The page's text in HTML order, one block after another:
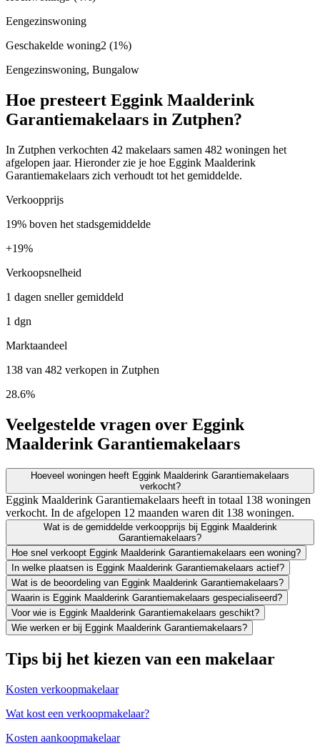
Eengezinswoning
Geschakelde woning2 (1%)
Eengezinswoning, Bungalow
Hoe presteert Eggink Maalderink
Garantiemakelaars in Zutphen?
In Zutphen verkochten 42 makelaars samen 482 woningen het
afgelopen jaar. Hieronder zie je hoe Eggink Maalderink
Garantiemakelaars zich verhoudt tot het gemiddelde.
Verkoopprijs
19% boven het stadsgemiddelde
+19%
Verkoopsnelheid
1 dagen sneller gemiddeld
1 dgn
Marktaandeel
138 van 482 verkopen in Zutphen
28.6%
Veelgestelde vragen over Eggink
Maalderink Garantiemakelaars
Hoeveel woningen heeft Eggink Maalderink Garantiemakelaars
verkocht?
Eggink Maalderink Garantiemakelaars heeft in totaal 138 woningen
verkocht. In de afgelopen 12 maanden waren dit 138 woningen.
Wat is de gemiddelde verkoopprijs bij Eggink Maalderink
Garantiemakelaars?
Hoe snel verkoopt Eggink Maalderink Garantiemakelaars een woning?
In welke plaatsen is Eggink Maalderink Garantiemakelaars actief?
Wat is de beoordeling van Eggink Maalderink Garantiemakelaars?
Waarin is Eggink Maalderink Garantiemakelaars gespecialiseerd?
Voor wie is Eggink Maalderink Garantiemakelaars geschikt?
Wie werken er bij Eggink Maalderink Garantiemakelaars?
Tips bij het kiezen van een makelaar
Kosten verkoopmakelaar
Wat kost een verkoopmakelaar?
Kosten aankoopmakelaar